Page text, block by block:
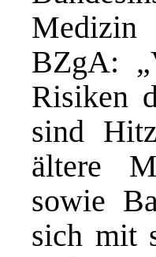
Medizin
BZgA:
Risiken
sind
ältere
sowie
sich mit